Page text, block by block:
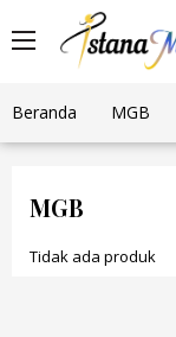
Beranda MGB
MGB
Tidak ada produk